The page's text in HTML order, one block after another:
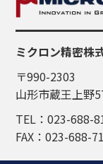
ミクロン精密株
〒990-2303
山形市蔵王上野
TEL：023-688-
FAX：023-688-